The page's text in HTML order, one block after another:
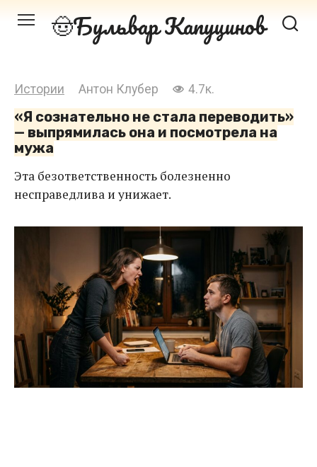
Перейти Бульвар Капуцинов
Истории Антон Клубер 4.7к.
«Я сознательно не стала переводить»
— выпрямилась она и посмотрела на
мужа
Эта безответственность болезненно
несправедлива и унижает.